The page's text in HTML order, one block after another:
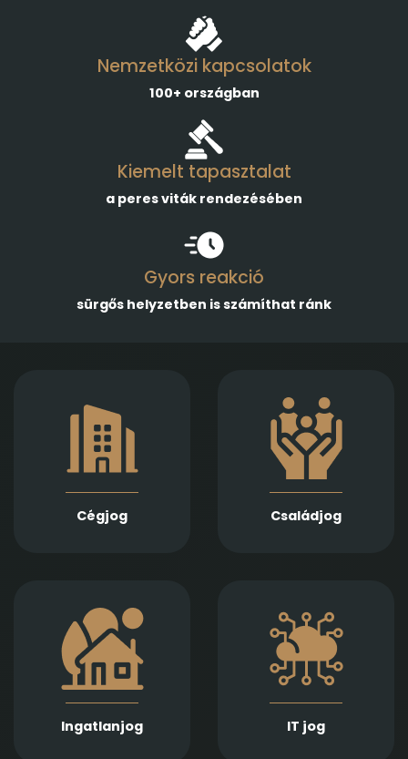
Nemzetközi kapcsolatok
100+ országban
Kiemelt tapasztalat
a peres viták rendezésében
Gyors reakció
sürgős helyzetben is számíthat ránk
Cégjog
módosításában és
átalakulásában
biztosítunk teljes körű
szolgáltatást
Jogi képviseletet
vállalunk
végelszámolás, csőd-
Családjog
megalapozott jogi
támogatást nyújtunk
házassági bontóper,
vagyonmegosztás,
tartásdíj,
gyermekelhelyezés,
szülői felügyelet,
apasági vélelem,
Ingatlanjog
Ingatlan adásvétel,
ajándékozás, bérlet,
fejlesztés és
beruházási
szerződések szakértő
jogi előkészítését és
lebonyolítását
biztosítjuk
IT jog
technológiai
szerződések,
adatvédelmi és
szoftverjogi kérdések,
AI -val kapcsolatos
precíz jogi kezelését